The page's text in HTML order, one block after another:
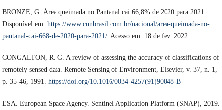
BRONZE, G. Área queimada no Pantanal cai 66,8% de 2020 para 2021.
Disponível em: https://www.cnnbrasil.com.br/nacional/area-queimada-no-
pantanal-cai-668-de-2020-para-2021/. Acesso em: 18 de fev. 2022.
CONGALTON, R. G. A review of assessing the accuracy of classifications of
remotely sensed data. Remote Sensing of Environment, Elsevier, v. 37, n. 1,
p. 35-46, 1991. https://doi.org/10.1016/0034-4257(91)90048-B
ESA. European Space Agency. Sentinel Application Platform (SNAP), 2019.